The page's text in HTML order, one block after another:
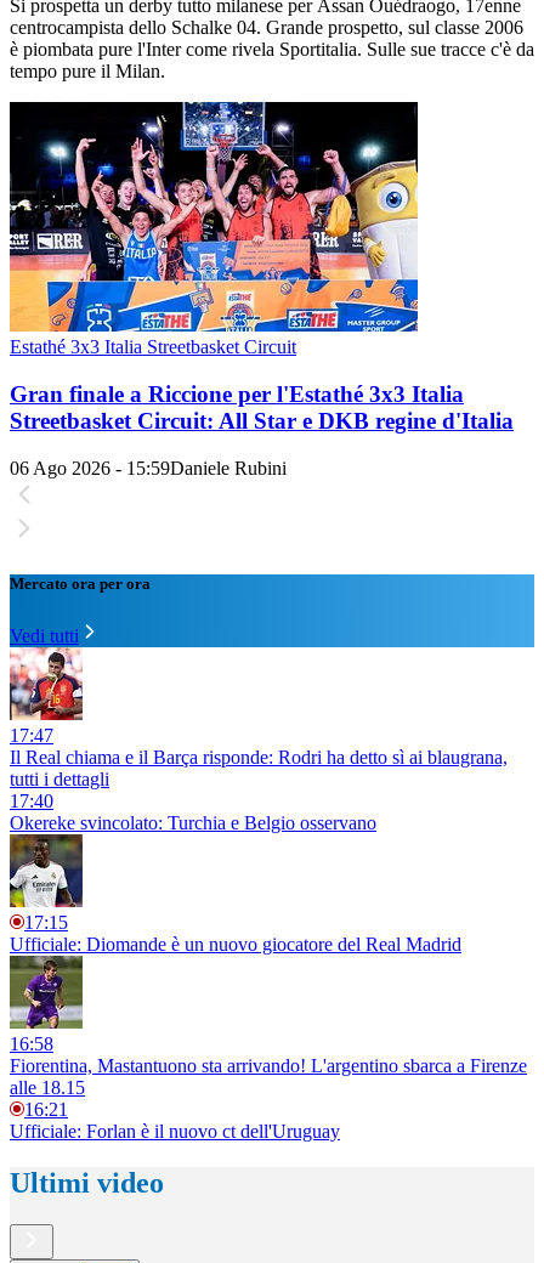
Si prospetta un derby tutto milanese per Assan Ouédraogo, 17enne
centrocampista dello Schalke 04. Grande prospetto, sul classe 2006
è piombata pure l'Inter come rivela Sportitalia. Sulle sue tracce c'è da
tempo pure il Milan.
Estathé 3x3 Italia Streetbasket Circuit
Gran finale a Riccione per l'Estathé 3x3 Italia
Streetbasket Circuit: All Star e DKB regine d'Italia
06 Ago 2026 - 15:59Daniele Rubini
Mercato ora per ora
Vedi tutti
17:47
Il Real chiama e il Barça risponde: Rodri ha detto sì ai blaugrana,
tutti i dettagli
17:40
Okereke svincolato: Turchia e Belgio osservano
17:15
Ufficiale: Diomande è un nuovo giocatore del Real Madrid
16:58
Fiorentina, Mastantuono sta arrivando! L'argentino sbarca a Firenze
alle 18.15
16:21
Ufficiale: Forlan è il nuovo ct dell'Uruguay
Ultimi video